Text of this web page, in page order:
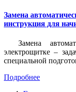
Замена
инструкция для
Замена
электрощитке –
специальной
Подробнее